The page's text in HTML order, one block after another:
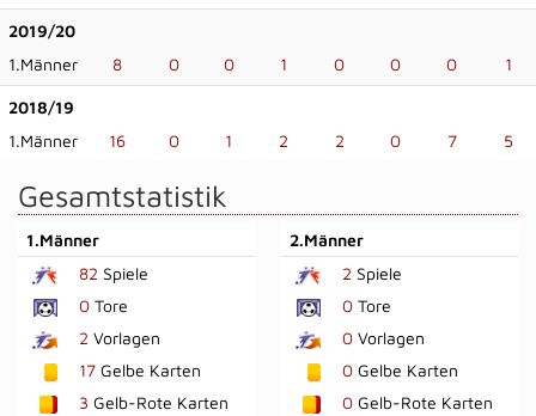
2019/20
1.Männer
8 0 0 1 0 0 0 1
2018/19
1.Männer
16 0 1 2 2 0 7 5
Gesamtstatistik
1.Männer
82 Spiele
0 Tore
2 Vorlagen
17 Gelbe Karten
3 Gelb-Rote Karten
2.Männer
2 Spiele
0Tore
0Vorlagen
0Gelbe Karten
0Gelb-Rote Karten